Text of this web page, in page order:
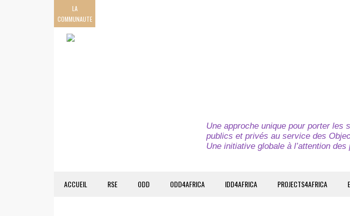
LA
COMMUNAUTE
Une approche unique pour porter les
publics et privés au service des
Une initiative globale à l’attention
ACCUEIL RSE ODD ODD4AFRICA IDD4AFRICA PROJECTS4AFRICA